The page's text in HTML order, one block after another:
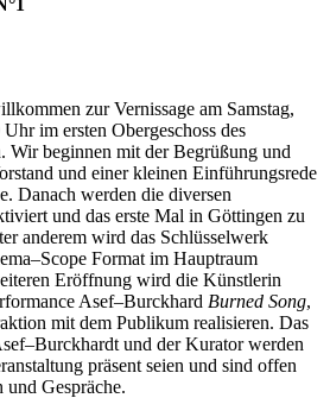
zur Vernissage am Samstag,
im ersten Obergeschoss des
Wir beginnen mit der Begrüßung und
und einer kleinen Einführungsrede
Danach werden die diversen
und das erste Mal in Göttingen zu
anderem wird das Schlüsselwerk
Format im Hauptraum
Eröffnung wird die Künstlerin
Asef–Burckhard Burned Song,
mit dem Publikum realisieren. Das
und der Kurator werden
präsent seien und sind offen
Gespräche.